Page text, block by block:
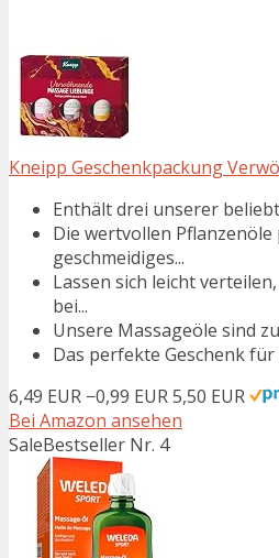
Kneipp Geschenkpackung
Enthält drei unserer
Die wertvollen
geschmeidiges...
Lassen sich leicht
bei...
Unsere Massageöle sind
Das perfekte Geschenk
6,49 EUR −0,99 EUR5,50 EUR
Bei Amazon ansehen
SaleBestseller Nr. 4